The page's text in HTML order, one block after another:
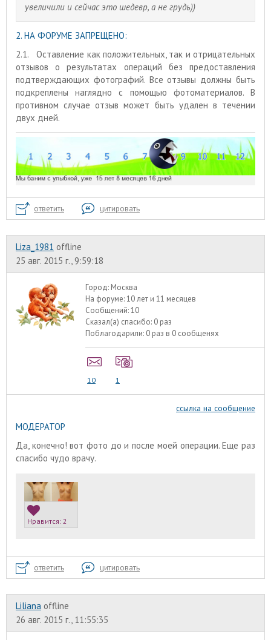
увеличили и сейчас это шедевр, а не грудь))
2. НА ФОРУМЕ ЗАПРЕЩЕНО:
2.1. Оставление как положительных, так и отрицательных
отзывов о результатах операций без предоставления
подтверждающих фотографий. Все отзывы должны быть
подкреплены наглядно с помощью фотоматериалов. В
противном случае отзыв может быть удален в течении
двух дней.
ответить цитировать
Liza_1981 offline
25 авг. 2015 г., 9:59:18
Город: Москва
На форуме:10 лет и 11 месяцев
Сообщений:10
Сказал(а) спасибо: 0 раз
Поблагодарили: 0 раз в 0 сообщенях
10 1
ссылка на сообщение
МОДЕРАТОР
Да, конечно! вот фото до и после моей операции. Еще раз
спасибо чудо врачу.
Нравится: 2
ответить цитировать
Liliana offline
26 авг. 2015 г., 11:55:35